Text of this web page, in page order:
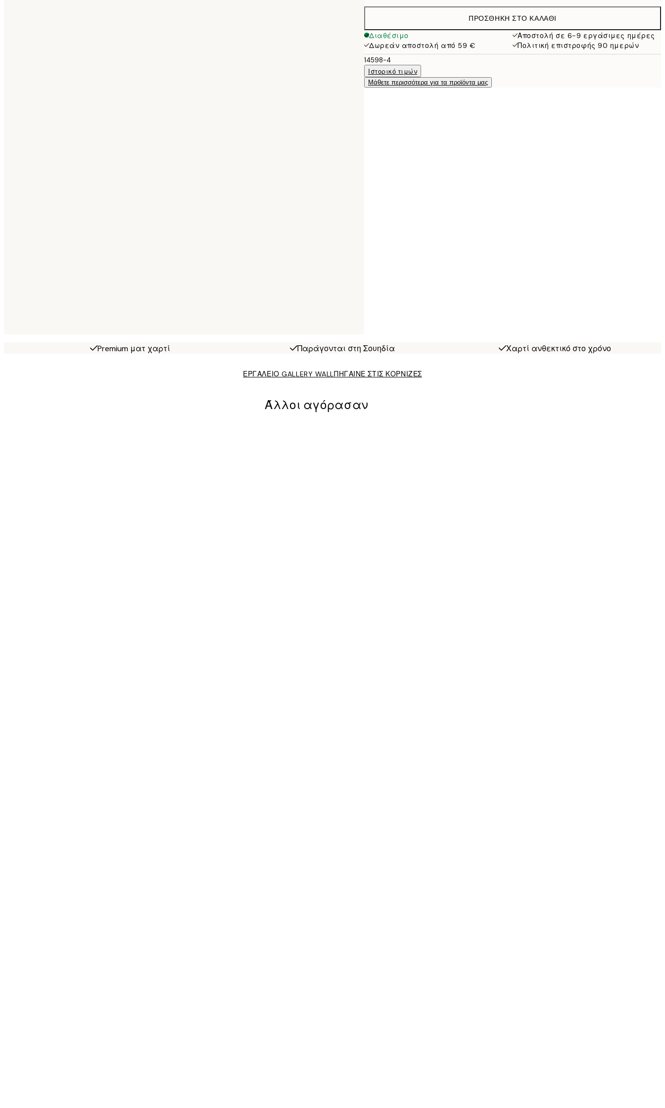
19,95 €
32,45 €
ΠΡΟΣΘΉΚΗ ΣΤΟ ΚΑΛΆΘΙ
Διαθέσιμο
Αποστολή σε 6-9 εργάσιμες ημέρες
Δωρεάν αποστολή από 59 €
Πολιτική επιστροφής 90 ημερών
14598-4
Ιστορικό τιμών
Μάθετε περισσότερα για τα προϊόντα μας
Premium ματ χαρτί Παράγονται στη Σουηδία Χαρτί ανθεκτικό στο χρόνο
ΕΡΓΑΛΕΙΟ GALLERY WALLΠΗΓΑΙΝΕ ΣΤΙΣ ΚΟΡΝΙΖΕΣ
Άλλοι αγόρασαν